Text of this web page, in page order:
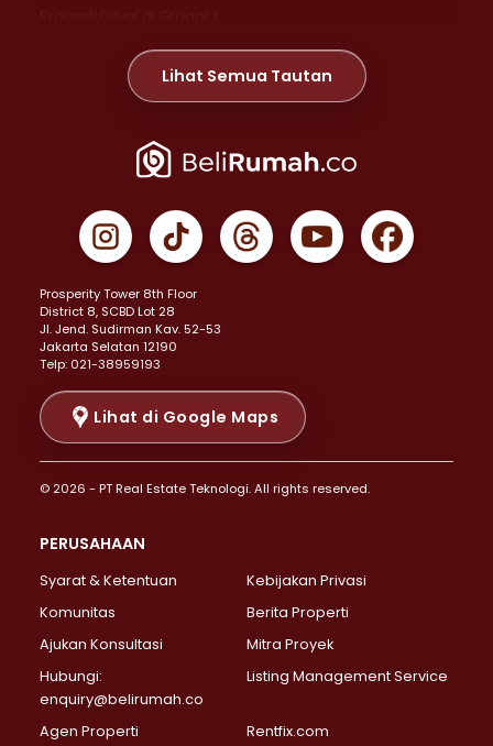
Properti Dijual di Meruya >
Properti Dijual di Jelambar >
Properti Dijual di Jakarta Pusat >
Properti Dijual di Gambir >
Properti Dijual di Johar Baru >
Properti Dijual di Menteng >
Properti Dijual di Senen >
Properti Dijual di Tanah Abang >
Properti Dijual di Cikini >
Properti Dijual di Kramat >
Properti Dijual di Pasar Baru >
Properti Dijual di Bendungan Hilir >
Properti Dijual di Jakarta Selatan >
Properti Dijual di Lebak Bulus >
Properti Dijual di Gandaria Selatan >
Properti Dijual di Pondok Labu >
Properti Dijual di Lenteng Agung >
Properti Dijual di Senayan >
Properti Dijual di Pondok Pinang >
Lihat Semua Tautan
Prosperity Tower 8th Floor
District 8, SCBD Lot 28
JI. Jend. Sudirman Kav. 52-53
Jakarta Selatan 12190
Telp: 021-38959193
Lihat di Google Maps
© 2026 - PT Real Estate Teknologi. All rights reserved.
PERUSAHAAN
Syarat & Ketentuan
Kebijakan Privasi
Komunitas
Berita Properti
Ajukan Konsultasi
Mitra Proyek
Hubungi:
enquiry@belirumah.co
Listing Management Service
Agen Properti Rentfix.com